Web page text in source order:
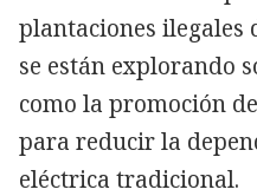
plantaciones ilegales
se están explorando
como la promoción
para reducir la
eléctrica tradicional.